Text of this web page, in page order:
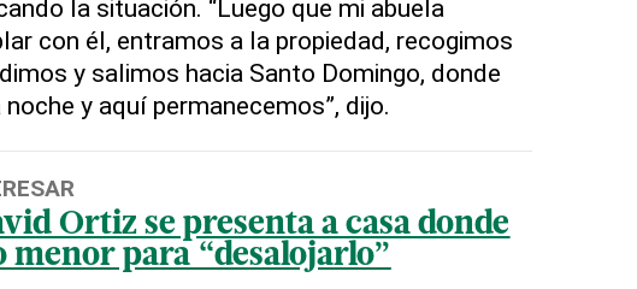
la situación. “Luego que mi abuela
con él, entramos a la propiedad, recogimos
y salimos hacia Santo Domingo, donde
y aquí permanecemos”, dijo.
Ortiz se presenta a casa donde
menor para “desalojarlo”